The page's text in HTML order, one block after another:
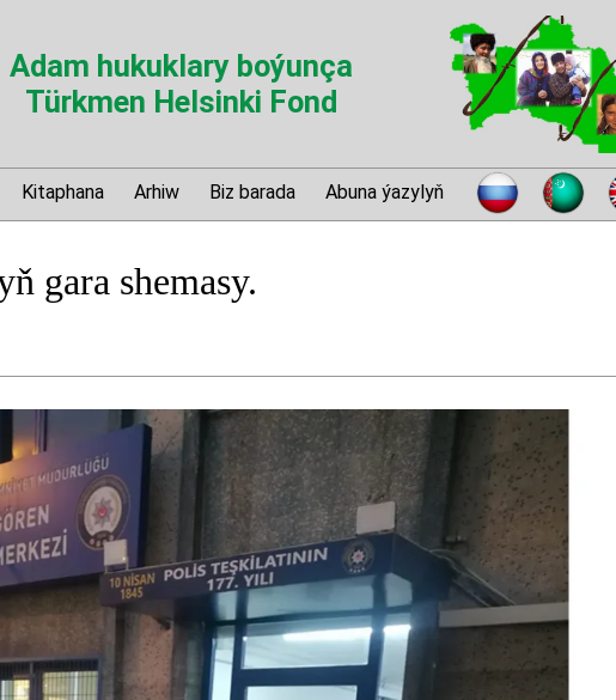
Adam hukuklary boýunça
Türkmen Helsinki Fond
Kitaphana Arhiw Biz barada Abuna ýazylyň
gara shemasy.